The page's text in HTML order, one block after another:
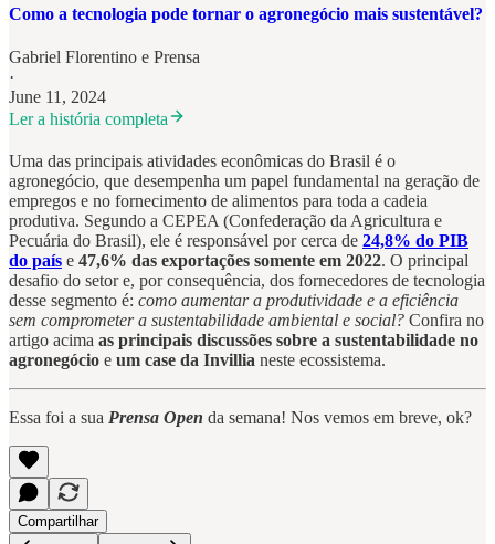
Como a tecnologia pode tornar o agronegócio mais sustentável?
Gabriel Florentino e Prensa
·
June 11, 2024
Ler a história completa
Uma das principais atividades econômicas do Brasil é o
agronegócio, que desempenha um papel fundamental na geração de
empregos e no fornecimento de alimentos para toda a cadeia
produtiva. Segundo a CEPEA (Confederação da Agricultura e
Pecuária do Brasil), ele é responsável por cerca de 24,8% do PIB
do país e 47,6% das exportações somente em 2022. O principal
desafio do setor e, por consequência, dos fornecedores de tecnologia
desse segmento é: como aumentar a produtividade e a eficiência
sem comprometer a sustentabilidade ambiental e social? Confira no
artigo acima as principais discussões sobre a sustentabilidade no
agronegócio e um case da Invillia neste ecossistema.
Essa foi a sua Prensa Open da semana! Nos vemos em breve, ok?
Compartilhar